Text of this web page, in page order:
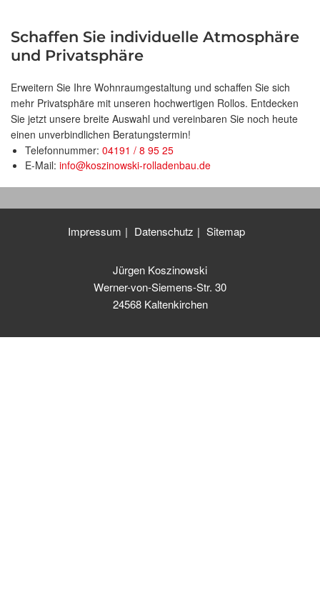
Schaffen Sie individuelle Atmosphäre
und Privatsphäre
Erweitern Sie Ihre Wohnraumgestaltung und schaffen Sie sich
mehr Privatsphäre mit unseren hochwertigen Rollos. Entdecken
Sie jetzt unsere breite Auswahl und vereinbaren Sie noch heute
einen unverbindlichen Beratungstermin!
Telefonnummer: 04191 / 8 95 25
E-Mail: info@koszinowski-rolladenbau.de
Impressum Datenschutz Sitemap
Jürgen Koszinowski
Werner-von-Siemens-Str. 30
24568 Kaltenkirchen